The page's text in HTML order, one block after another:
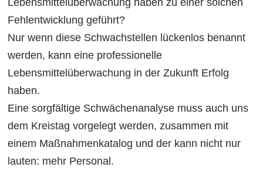
Lebensmittelüberwachung haben zu einer solchen
Fehlentwicklung geführt?
Nur wenn diese Schwachstellen lückenlos benannt
werden, kann eine professionelle
Lebensmittelüberwachung in der Zukunft Erfolg
haben.
Eine sorgfältige Schwächenanalyse muss auch uns
dem Kreistag vorgelegt werden, zusammen mit
einem Maßnahmenkatalog und der kann nicht nur
lauten: mehr Personal.